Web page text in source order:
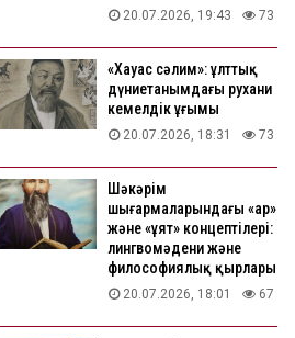
20.07.2026, 19:43 73
«Хауас сәлим»: ұлттық
дүниетанымдағы рухани
кемелдік ұғымы
20.07.2026, 18:31 73
Шәкәрім
шығармаларындағы «ар»
және «ұят» концептілері:
лингвомәдени және
философиялық қырлары
20.07.2026, 18:01 67